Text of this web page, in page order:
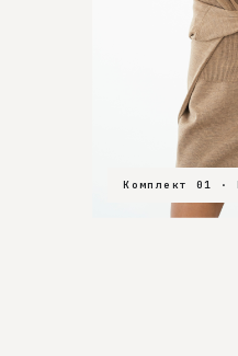
Комплект 01 ·
Комплект 02 ·
Комплект 03 ·